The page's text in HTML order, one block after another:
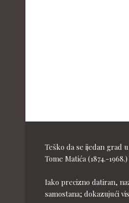
Teško da se ijedan grad
Tome Matića (1874.-
Iako precizno datiran,
samostana; dokazujući